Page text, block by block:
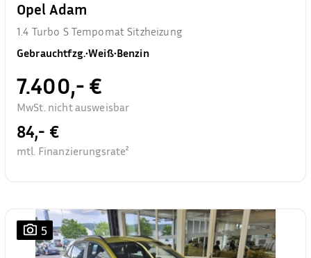
Opel Adam
1.4 Turbo S Tempomat Sitzheizung
Gebrauchtfzg.•Weiß•Benzin
7.400,- €
MwSt. nicht ausweisbar
84,- €
mtl. Finanzierungsrate²
5